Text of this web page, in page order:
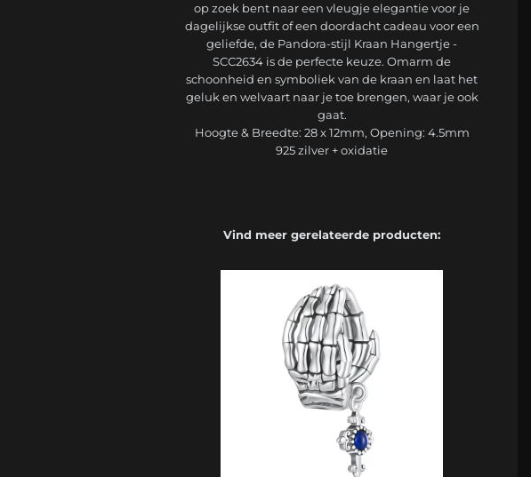
op zoek bent naar een vleugje elegantie voor je
dagelijkse outfit of een doordacht cadeau voor een
geliefde, de Pandora-stijl Kraan Hangertje -
SCC2634 is de perfecte keuze. Omarm de
schoonheid en symboliek van de kraan en laat het
geluk en welvaart naar je toe brengen, waar je ook
gaat.
Hoogte & Breedte: 28 x 12mm, Opening: 4.5mm
925 zilver + oxidatie
Vind meer gerelateerde producten: